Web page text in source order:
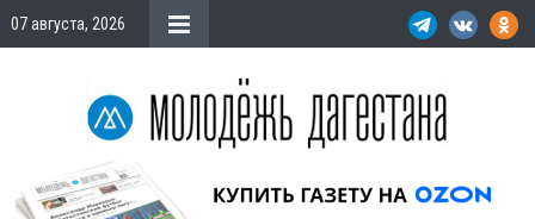
07 августа, 2026